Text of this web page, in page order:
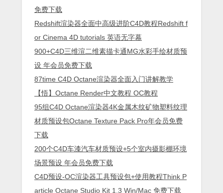
免费下载
Redshift渲染器全面中高级进阶C4D教程Redshift f
or Cinema 4D tutorials 英语无字幕
900+C4D三维渲二维素描卡通MG水彩手绘材质预
设 年会员免费下载
87time C4D Octane渲染器全面入门讲解教学
【悟】Octane Render中文教程 OC教程
95组C4D Octane渲染器4K金属木纹矿物塑料纹理
材质预设包Octane Texture Pack Pro年会员免费
下载
200个C4D车漆汽车材质预设+5个室内摄影棚环境
场景预设 年会员免费下载
C4D预设-OC渲染器工具预设包+使用教程Think P
article Octane Studio Kit 1.3 Win/Mac 免费下载